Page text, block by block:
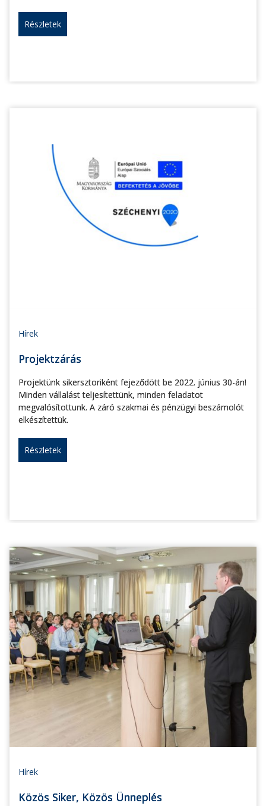
Részletek
Hírek
Projektzárás
Projektünk sikersztoriként fejeződött be 2022. június 30-án!
Minden vállalást teljesítettünk, minden feladatot
megvalósítottunk. A záró szakmai és pénzügyi beszámolót
elkészítettük.
Részletek
Hírek
Közös Siker, Közös Ünneplés